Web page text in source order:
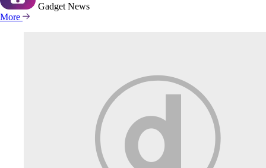
Gadget News
More